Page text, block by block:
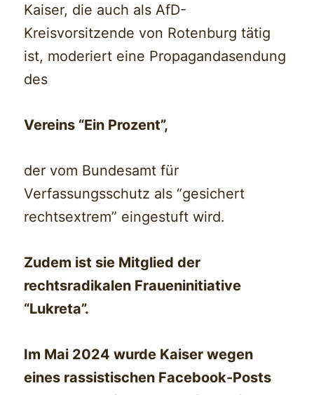
Kaiser, die auch als AfD-
Kreisvorsitzende von Rotenburg tätig
ist, moderiert eine Propagandasendung
des
Vereins “Ein Prozent”,
der vom Bundesamt für
Verfassungsschutz als “gesichert
rechtsextrem” eingestuft wird.
Zudem ist sie Mitglied der
rechtsradikalen Fraueninitiative
“Lukreta”.
Im Mai 2024 wurde Kaiser wegen
eines rassistischen Facebook-Posts